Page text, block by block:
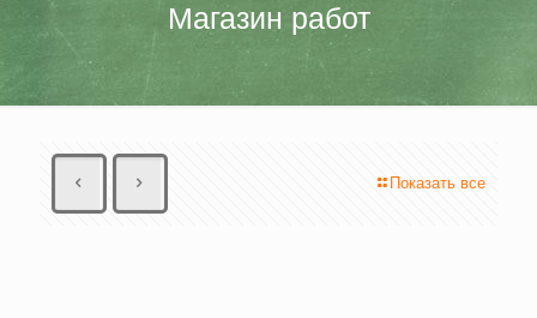
Магазин работ
Показать все